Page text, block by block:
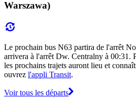
Warszawa)
Le prochain bus N63 partira de l'arrêt
arrivera à l'arrêt Dw. Centralny à 00:31.
les prochains trajets auront lieu et
ouvrez l'appli Transit.
Voir tous les départs